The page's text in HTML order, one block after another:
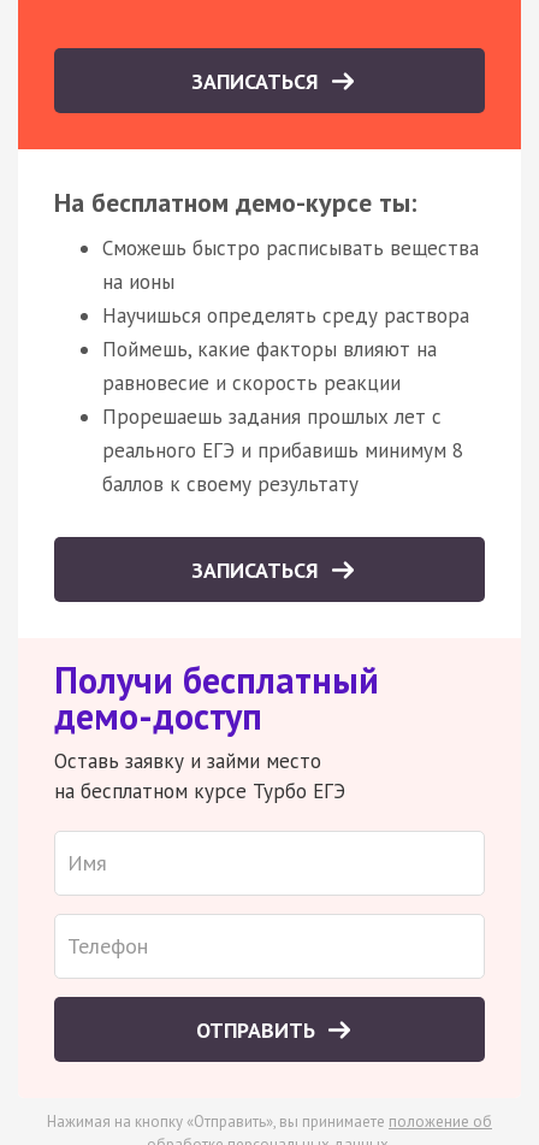
ЗАПИСАТЬСЯ
На бесплатном демо-курсе ты:
Сможешь быстро расписывать вещества
на ионы
Научишься определять среду раствора
Поймешь, какие факторы влияют на
равновесие и скорость реакции
Прорешаешь задания прошлых лет с
реального ЕГЭ и прибавишь минимум 8
баллов к своему результату
ЗАПИСАТЬСЯ
Получи бесплатный
демо-доступ
Оставь заявку и займи место
на бесплатном курсе Турбо ЕГЭ
ОТПРАВИТЬ
Нажимая на кнопку «Отправить», вы принимаете положение об